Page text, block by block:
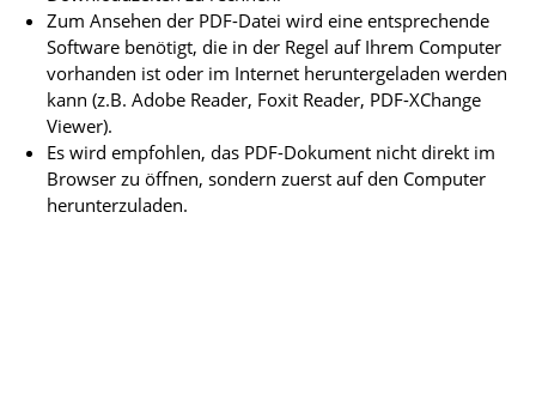
Zum Ansehen der PDF-Datei wird eine entsprechende
Software benötigt, die in der Regel auf Ihrem Computer
vorhanden ist oder im Internet heruntergeladen werden
kann (z.B. Adobe Reader, Foxit Reader, PDF-XChange
Viewer).
Es wird empfohlen, das PDF-Dokument nicht direkt im
Browser zu öffnen, sondern zuerst auf den Computer
herunterzuladen.